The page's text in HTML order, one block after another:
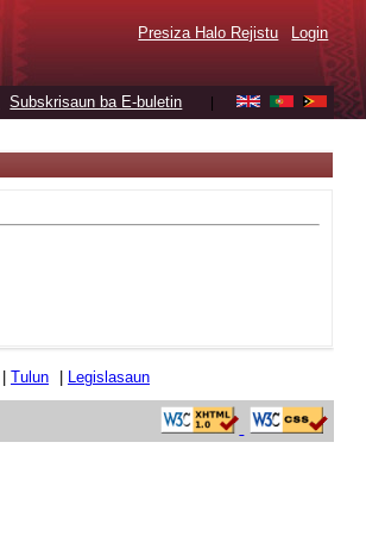
Presiza Halo Rejistu Login
Subskrisaun ba E-buletin
Tulun Legislasaun